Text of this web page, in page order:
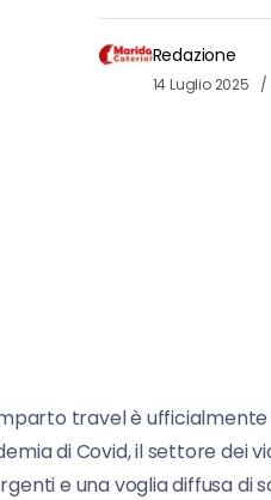
Redazione
14 Luglio 2025
travel è ufficialmente
di Covid, il settore dei
e una voglia diffusa di